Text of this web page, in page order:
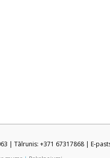
| Tālrunis: +371 67317868 | E-